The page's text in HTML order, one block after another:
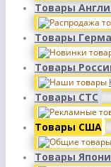
Товары
Товары
Товары
Товары СТС
Товары США
Товары